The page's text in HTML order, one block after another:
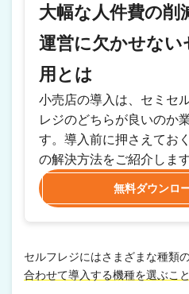
大幅な人件費の削
運営に欠かせな
用とは
小売店の導入は、セミセ
レジのどちらが良いのか
す。導入前に押さえてお
の解決方法をご紹介します
無料ダウンロ
セルフレジにはさまざまな種類
合わせて導入する機種を選ぶこ